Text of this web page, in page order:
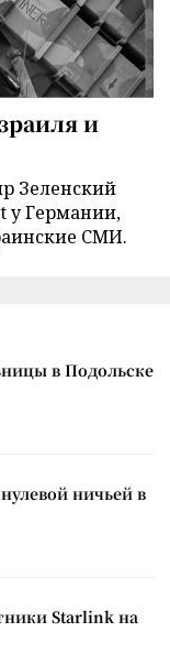
и
Зеленский
у Германии,
СМИ.
в Подольске
ничьей в
Starlink на